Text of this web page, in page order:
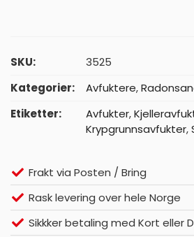
SKU:
3525
Kategorier:
Avfuktere,
Etiketter:
Avfukter,
Krypgrunnsavfukter,
Frakt via Posten / Bring
Rask levering over hele Norge
Sikkker betaling med Kort eller